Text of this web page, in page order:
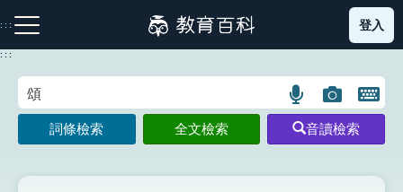
到
主
:::
注音索引圖示 筆畫索引圖示 部首索引表圖示
登入
:::
語
言
搜
圖
片
搜
開
鍵
圖
詞條檢索 全文檢索 音讀檢索